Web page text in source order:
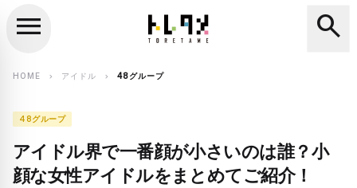
search
menu search
HOME chevron_right アイドル chevron_right 48グループ
48グループ
アイドル界で一番顔が小さいのは誰？小
顔な女性アイドルをまとめてご紹介！